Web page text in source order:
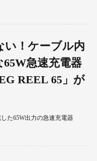
い！ケーブル内
急速充電器
REEL 65」が
た65W出力の急速充電器